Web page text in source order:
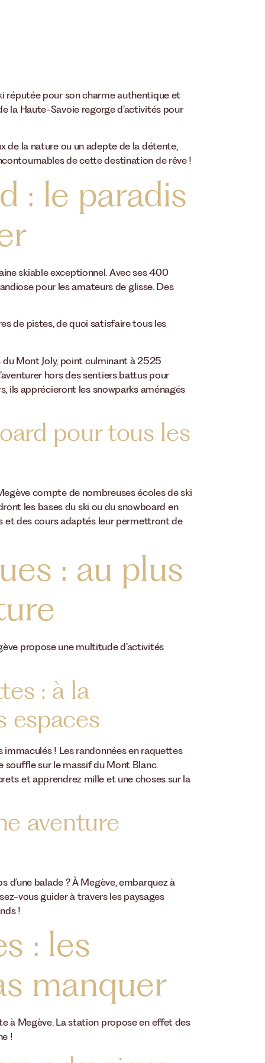
réputée pour son charme authentique et
la Haute-Savoie regorge d’activités pour
de la nature ou un adepte de la détente,
de cette destination de rêve !
: le paradis
skiable exceptionnel. Avec ses 400
pour les amateurs de glisse. Des
de pistes, de quoi satisfaire tous les
Mont Joly, point culminant à 2525
hors des sentiers battus pour
ils apprécieront les snowparks aménagés
pour tous les
compte de nombreuses écoles de ski
les bases du ski ou du snowboard en
et des cours adaptés leur permettront de
: au plus
propose une multitude d’activités
: à la
espaces
! Les randonnées en raquettes
sur le massif du Mont Blanc.
et apprendrez mille et une choses sur la
aventure
d’une balade ? À Megève, embarquez à
vous guider à travers les paysages
!
: les
manquer
à Megève. La station propose en effet des
!